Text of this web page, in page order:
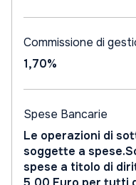
Commissione di
1,70%
Spese Bancarie
Le operazioni di
soggette a
spese a titolo di